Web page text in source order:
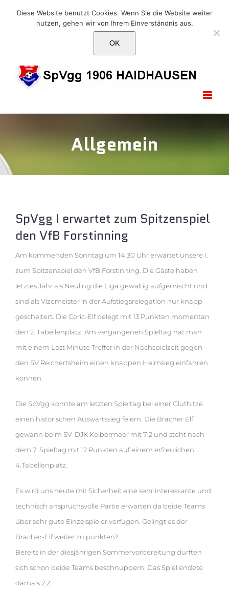
E-Mail: info@1906haidhausen.de
FacebookInstagram
E-
Allgemein
SpVgg I erwartet zum Spitzenspiel
den VfB Forstinning
Am kommenden Sonntag um 14:30 Uhr erwartet unsere I.
zum Spitzenspiel den VfB Forstinning. Die Gäste haben
letztes Jahr als Neuling die Liga gewaltig aufgemischt und
sind als Vizemeister in der Aufstiegsrelegation nur knapp
gescheitert. Die Coric-Elf belegt mit 13 Punkten momentan
den 2. Tabellenplatz. Am vergangenen Spieltag hat man
mit einem Last Minute Treffer in der Nachspielzeit gegen
den SV Reichertsheim einen knappen Heimsieg einfahren
können.
Die SpVgg konnte am letzten Spieltag bei einer Gluthitze
einen historischen Auswärtssieg feiern. Die Bracher Elf
gewann beim SV-DJK Kolbermoor mit 7:2 und steht nach
dem 7. Spieltag mit 12 Punkten auf einem erfreulichen
4.Tabellenplatz.
Es wird uns heute mit Sicherheit eine sehr interessante und
technisch anspruchsvolle Partie erwarten da beide Teams
über sehr gute Einzelspieler verfügen. Gelingt es der
Bracher-Elf weiter zu punkten?
Bereits in der diesjährigen Sommervorbereitung durften
sich schon beide Teams beschnuppern. Das Spiel endete
damals 2:2.
Diese Website benutzt Cookies. Wenn Sie die Website weiter
nutzen, gehen wir von Ihrem Einverständnis aus.
OK